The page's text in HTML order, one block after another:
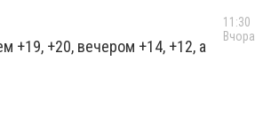
+19, +20, вечером +14, +12, а
11:30
Вчора